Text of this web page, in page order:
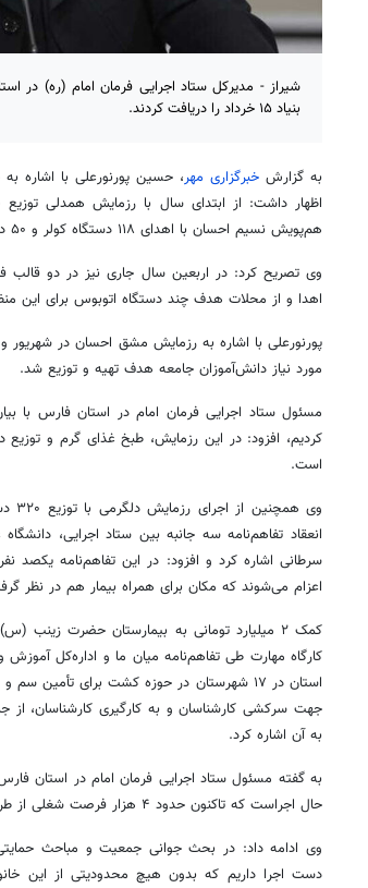
شیراز - مدیرکل ستاد اجرایی فرمان امام (ره) در
بنیاد ۱۵ خرداد را دریافت کردند.
به گزارشخبرگزاری مهر
هم‌پویش نسیم احسان با اهدای ۱۱۸ دستگاه کولر و ۵۰ دستگاه پنکه را داشتیم.
اهدا و از محلات هدف چند دستگاه اتوبوس برای این
مورد نیاز دانش‌آموزان جامعه هدف تهیه و توزیع شد.
مسئول ستاد اجرایی فرمان امام در استان فارس با
کردیم، افزود: در این رزمایش، طبخ غذای گرم و
است.
انعقاد تفاهم‌نامه سه جانبه بین ستاد اجرایی،
سرطانی اشاره کرد و افزود: در این تفاهم‌نامه یکصد
اعزام می‌شوند که مکان برای همراه بیمار هم در نظر
کمک ۲ میلیارد تومانی به بیمارستان حضرت
استان در ۱۷ شهرستان در حوزه کشت برای
به آن اشاره کرد.
به گفته مسئول ستاد اجرایی فرمان امام در استان
حال اجراست که تاکنون حدود ۴ هزار فرصت شغلی از طریق تسهیلات ایجاد شده است.
وی ادامه داد: در بحث جوانی جمعیت و مباحث
دست اجرا داریم که بدون هیچ محدودیتی از این